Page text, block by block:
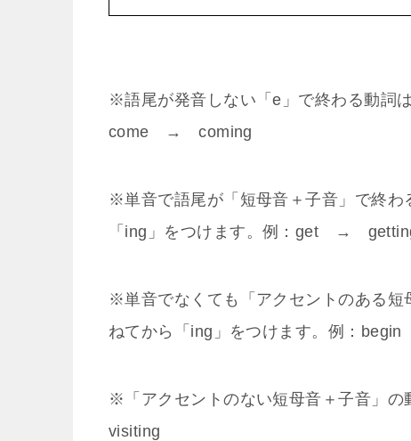
※語尾が発音しない「e」で終わる動詞
come → coming
※単音で語尾が「短母音＋子音」で終わ
「ing」をつけます。例：get → get
※単音でなくても「アクセントのある短
ねてから「ing」をつけます。例：
※「アクセントのない短母音＋子音」
visiting